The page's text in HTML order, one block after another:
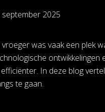
september 2025
was vaak een plek
In deze blog
te gaan.